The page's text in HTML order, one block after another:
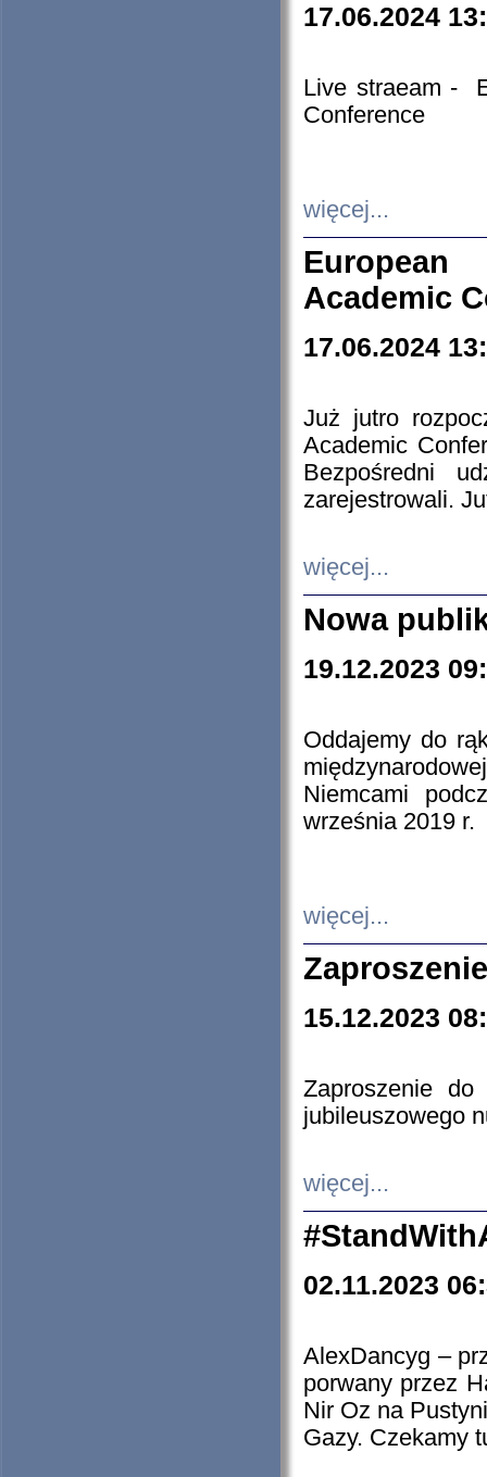
17.06.2024
Live straeam -
Conference
więcej...
European
Academic
17.06.2024
Już jutro
Academic
Bezpośredni
zarejestrowali.
więcej...
Nowa
19.12.2023
Oddajemy do
Niemcami
września 2019 r.
więcej...
15.12.2023
Zaproszenie do
jubileuszowego
więcej...
02.11.2023
AlexDancyg –
porwany przez
Nir Oz na
Gazy. Czekamy